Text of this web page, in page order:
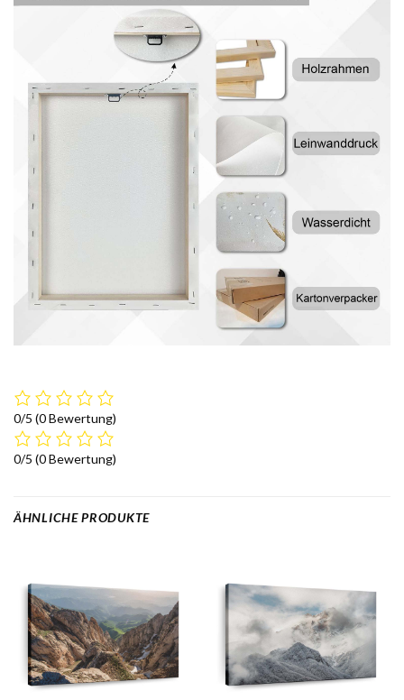
0/5 (0 Bewertung)
0/5 (0 Bewertung)
ÄHNLICHE PRODUKTE